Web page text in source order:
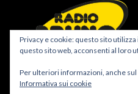
Privacy e cookie: questo sito
questo sito web, acconsenti al loro
Per ulteriori informazioni, anche
Informativa sui cookie